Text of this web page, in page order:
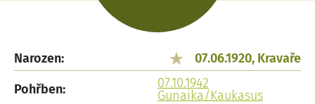
Narozen:
07.06.1920, Kravaře
Pohřben:
07.10.1942
Gunaika/Kaukasus